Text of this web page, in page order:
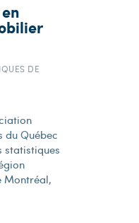
DE
du Québec
statistiques
Montréal,